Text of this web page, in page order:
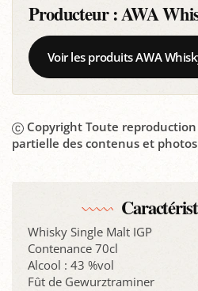
Producteur :AWA
Voir les produits AWA
Copyright Toute
partielle des contenus et
Whisky Single Malt IGP
Contenance 70cl
Alcool : 43 %vol
Fût de Gewurztraminer